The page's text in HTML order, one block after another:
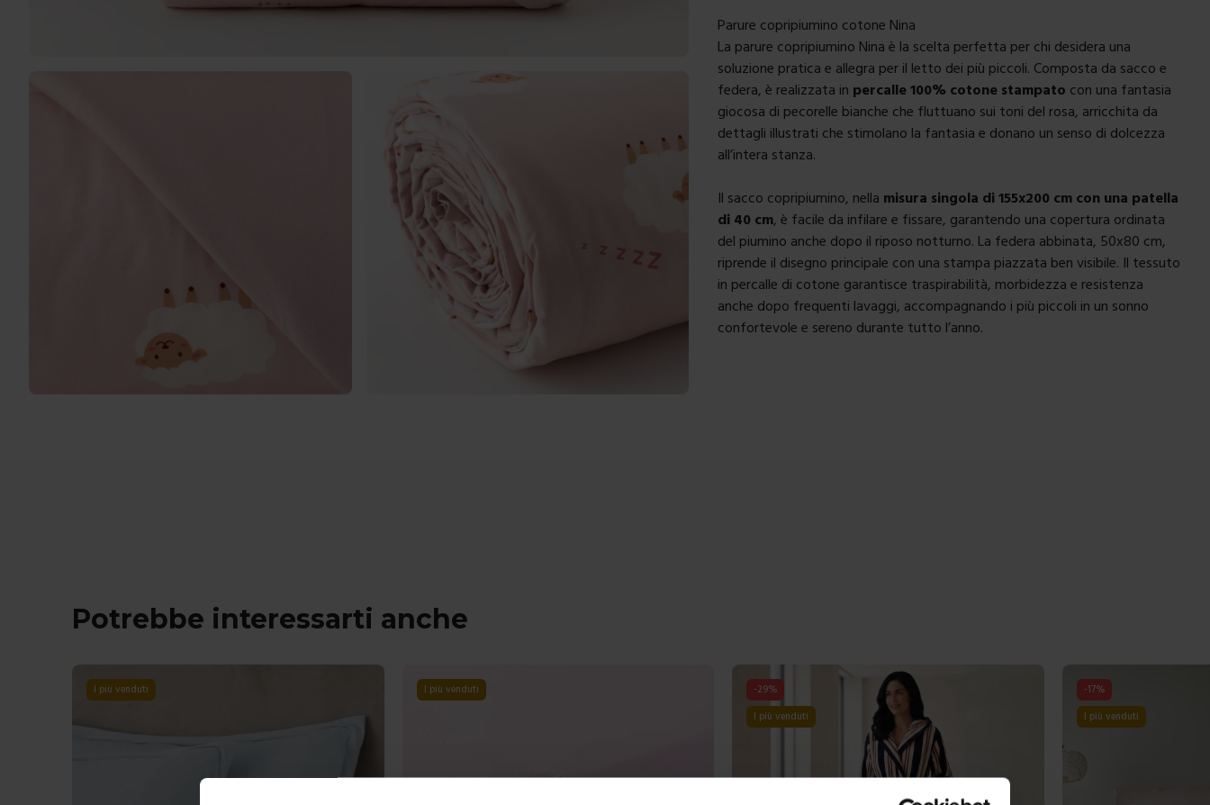
Parure copripiumino cotone Nina
La parure copripiumino Nina è la scelta perfetta per chi desidera una
soluzione pratica e allegra per il letto dei più piccoli. Composta da sacco e
federa, è realizzata in percalle 100% cotone stampato con una fantasia
giocosa di pecorelle bianche che fluttuano sui toni del rosa, arricchita da
dettagli illustrati che stimolano la fantasia e donano un senso di dolcezza
all’intera stanza.
Il sacco copripiumino, nella misura singola di 155x200 cm con una patella
di 40 cm, è facile da infilare e fissare, garantendo una copertura ordinata
del piumino anche dopo il riposo notturno. La federa abbinata, 50x80 cm,
riprende il disegno principale con una stampa piazzata ben visibile. Il tessuto
in percalle di cotone garantisce traspirabilità, morbidezza e resistenza
anche dopo frequenti lavaggi, accompagnando i più piccoli in un sonno
confortevole e sereno durante tutto l’anno.
Potrebbe interessarti anche
I più venduti I più venduti -29%
I più venduti
-17%
I più venduti